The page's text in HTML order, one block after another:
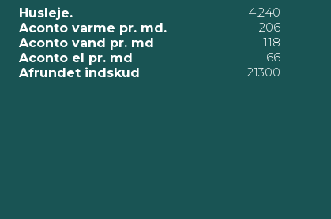
Husleje.
4.240
Aconto varme pr. md.
206
Aconto vand pr. md
118
Aconto el pr. md
66
Afrundet indskud
21300